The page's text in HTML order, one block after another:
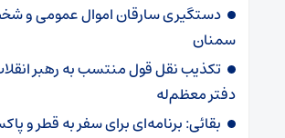
دستگیری سارقان اموال عمومی و
سمنان
تکذیب نقل قول منتسب به رهبر
دفتر معظم‌له
بقائی: برنامه‌ای برای سفر به قطر و